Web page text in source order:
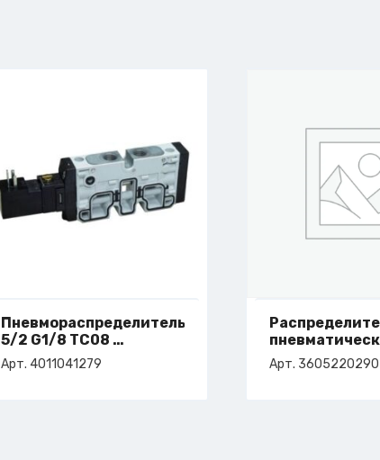
Пневмораспределитель
5/2 G1/8 TC08
арт. 4-011-04-1279
Арт. 4011041279
4-FAC
арт. 3-605-
Арт. 3605220290